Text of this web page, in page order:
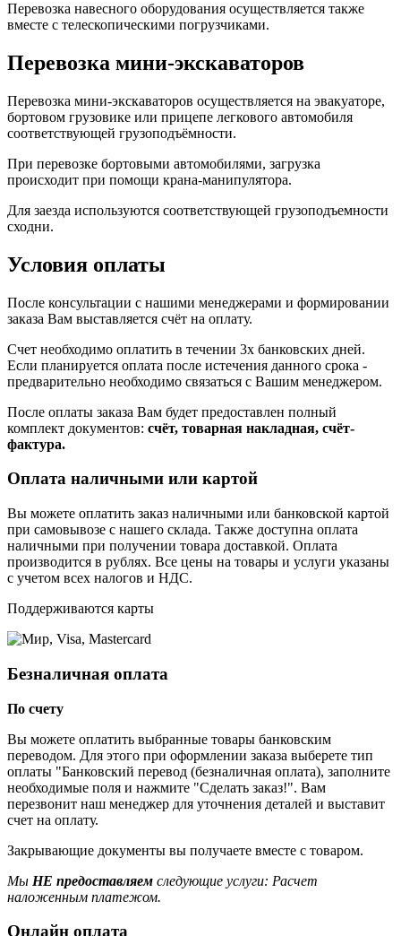
Перевозка навесного оборудования осуществляется также
вместе с телескопическими погрузчиками.
Перевозка мини-экскаваторов
Перевозка мини-экскаваторов осуществляется на эвакуаторе,
бортовом грузовике или прицепе легкового автомобиля
соответствующей грузоподъёмности.
При перевозке бортовыми автомобилями, загрузка
происходит при помощи крана-манипулятора.
Для заезда используются соответствующей грузоподъемности
сходни.
Условия оплаты
После консультации с нашими менеджерами и формировании
заказа Вам выставляется счёт на оплату.
Счет необходимо оплатить в течении 3х банковских дней.
Если планируется оплата после истечения данного срока -
предварительно необходимо связаться с Вашим менеджером.
После оплаты заказа Вам будет предоставлен полный
комплект документов: счёт, товарная накладная, счёт-
фактура.
Оплата наличными или картой
Вы можете оплатить заказ наличными или банковской картой
при самовывозе с нашего склада. Также доступна оплата
наличными при получении товара доставкой. Оплата
производится в рублях. Все цены на товары и услуги указаны
с учетом всех налогов и НДС.
Поддерживаются карты
Безналичная оплата
По счету
Вы можете оплатить выбранные товары банковским
переводом. Для этого при оформлении заказа выберете тип
оплаты "Банковский перевод (безналичная оплата), заполните
необходимые поля и нажмите "Сделать заказ!". Вам
перезвонит наш менеджер для уточнения деталей и выставит
счет на оплату.
Закрывающие документы вы получаете вместе с товаром.
Мы НЕ предоставляем следующие услуги: Расчет
наложенным платежом.
Онлайн оплата